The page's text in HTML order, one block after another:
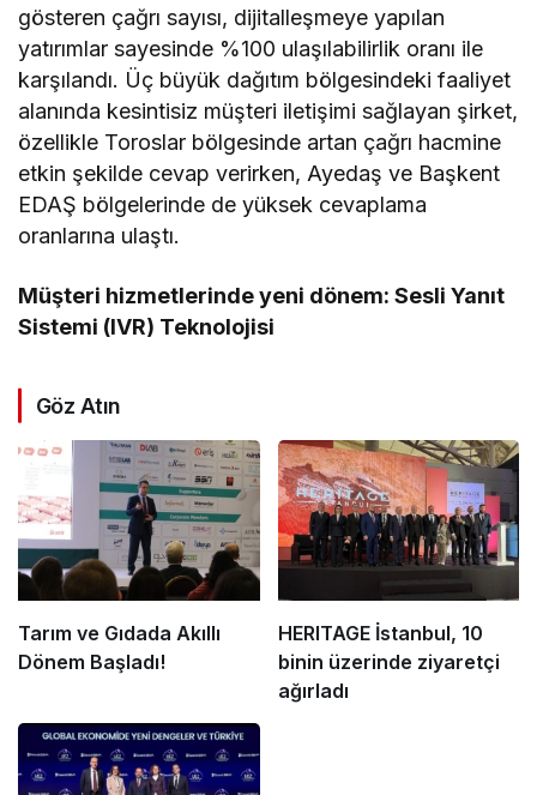
gösteren çağrı sayısı, dijitalleşmeye yapılan
yatırımlar sayesinde %100 ulaşılabilirlik oranı ile
karşılandı. Üç büyük dağıtım bölgesindeki faaliyet
alanında kesintisiz müşteri iletişimi sağlayan şirket,
özellikle Toroslar bölgesinde artan çağrı hacmine
etkin şekilde cevap verirken, Ayedaş ve Başkent
EDAŞ bölgelerinde de yüksek cevaplama
oranlarına ulaştı.
Müşteri hizmetlerinde yeni dönem: Sesli Yanıt
Sistemi (IVR) Teknolojisi
Göz Atın
Tarım ve Gıdada Akıllı
Dönem Başladı!
HERITAGE İstanbul, 10
binin üzerinde ziyaretçi
ağırladı